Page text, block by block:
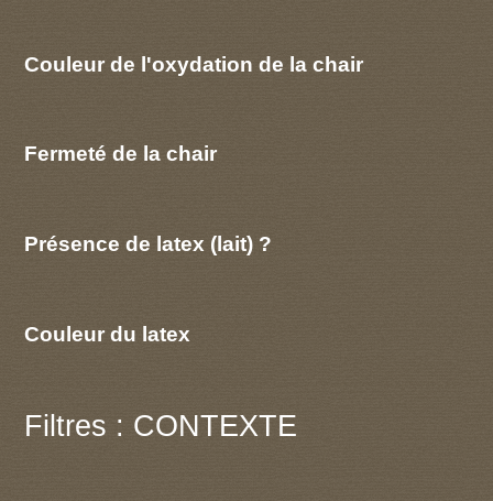
Couleur de l'oxydation de la chair
Fermeté de la chair
Présence de latex (lait) ?
Couleur du latex
Filtres : CONTEXTE